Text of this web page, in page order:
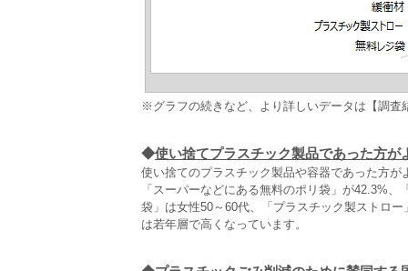
※グラフの続きなど、より詳しいデータは【調査
◆使い捨てプラスチック製品であった方が
使い捨てのプラスチック製品や容器であった方
「スーパーなどにある無料のポリ袋」が42.3%
袋」は女性50～60代、「プラスチック製ストロ
は若年層で高くなっています。